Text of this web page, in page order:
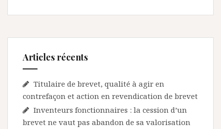
Articles récents
Titulaire de brevet, qualité à agir en
contrefaçon et action en revendication de brevet
Inventeurs fonctionnaires : la cession d’un
brevet ne vaut pas abandon de sa valorisation